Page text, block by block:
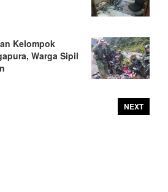
Kelompok
Warga Sipil
NEXT